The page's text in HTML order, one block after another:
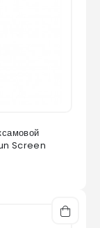
Screen